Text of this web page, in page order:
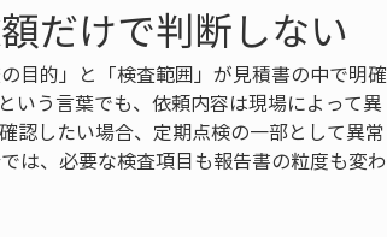
だけで判断しない
目的」と「検査範囲」が見積書の中で明確
いう言葉でも、依頼内容は現場によって異
認したい場合、定期点検の一部として異常
は、必要な検査項目も報告書の粒度も変わ